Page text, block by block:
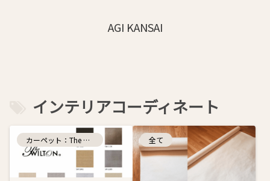
AGI KANSAI
インテリアコーディネート
カーペット：The Wilton 全て